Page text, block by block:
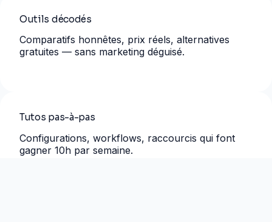
Outils décodés
Comparatifs honnêtes, prix réels, alternatives
gratuites — sans marketing déguisé.
Tutos pas-à-pas
Configurations, workflows, raccourcis qui font
gagner 10h par semaine.